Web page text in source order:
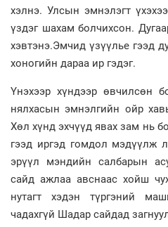
хэлнэ. Улсын эмнэлэгт
үздэг шахам болчихсон.
хэвтэнэ.Эмчид үзүүлье гээд
хоногийн дараа ир гэдэг.
Үнэхээр хүндээр өвчилсөн
нялхасын эмнэлгийн ойр
Хөл хүнд эхчүүд явах зам нь
гээд иргэд гомдол мэдүүлж
эрүүл мэндийн салбарын
сайд ажлаа авснаас хойш
нутагт хэдэн түргэний
чадахгүй Шадар сайдад